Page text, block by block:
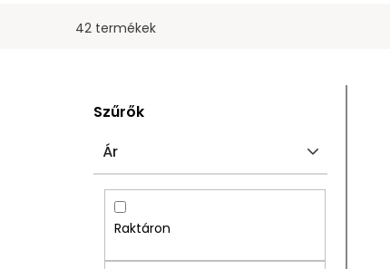
42 termékek
O
D
Szűrők
Ár
Raktáron